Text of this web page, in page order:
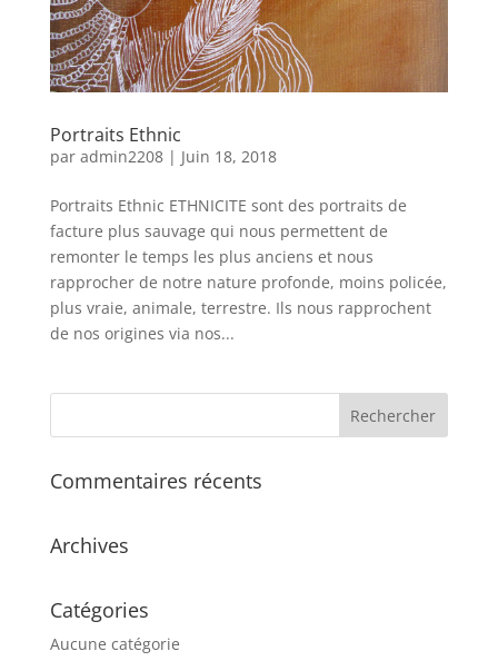
Portraits Ethnic
par admin2208| Juin 18, 2018
Portraits Ethnic ETHNICITE sont des portraits de
facture plus sauvage qui nous permettent de
remonter le temps les plus anciens et nous
rapprocher de notre nature profonde, moins policée,
plus vraie, animale, terrestre. Ils nous rapprochent
de nos origines via nos...
Commentaires récents
Archives
Catégories
Aucune catégorie